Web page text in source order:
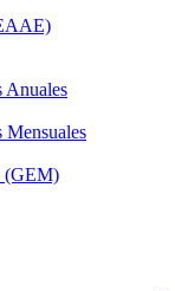
Anuales
Mensuales
(GEM)